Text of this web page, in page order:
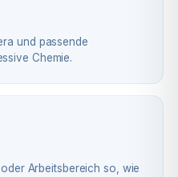
und passende
Chemie.
Arbeitsbereich so, wie